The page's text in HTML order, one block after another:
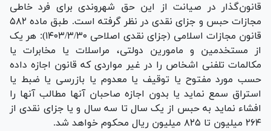
قانون‌گذار در صیانت از این حق شهروندی برای فرد خاطی
مجازات حبس و جزای نقدی در نظر گرفته است. طبق ماده ۵۸۲
قانون مجازات اسلامی (جزای نقدی اصلاحی ۱۴۰۳/۳/۳۰): هر یک
از مستخدمین و مامورین دولتی، مراسلات یا مخابرات یا
مکالمات تلفنی اشخاص را در غیر مواردی که قانون اجازه داده
حسب مورد مفتوح یا توقیف یا معدوم یا بازرسی یا ضبط یا
استراق سمع نماید یا بدون اجازه صاحبان آنها مطالب آنها را
افشاء نماید به حبس از یک سال تا سه سال و یا جزای نقدی از
۲۶۴ میلیون تا ۸۲۵ میلیون ریال محکوم خواهد شد.